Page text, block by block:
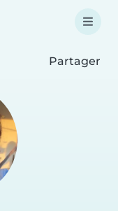
Partager